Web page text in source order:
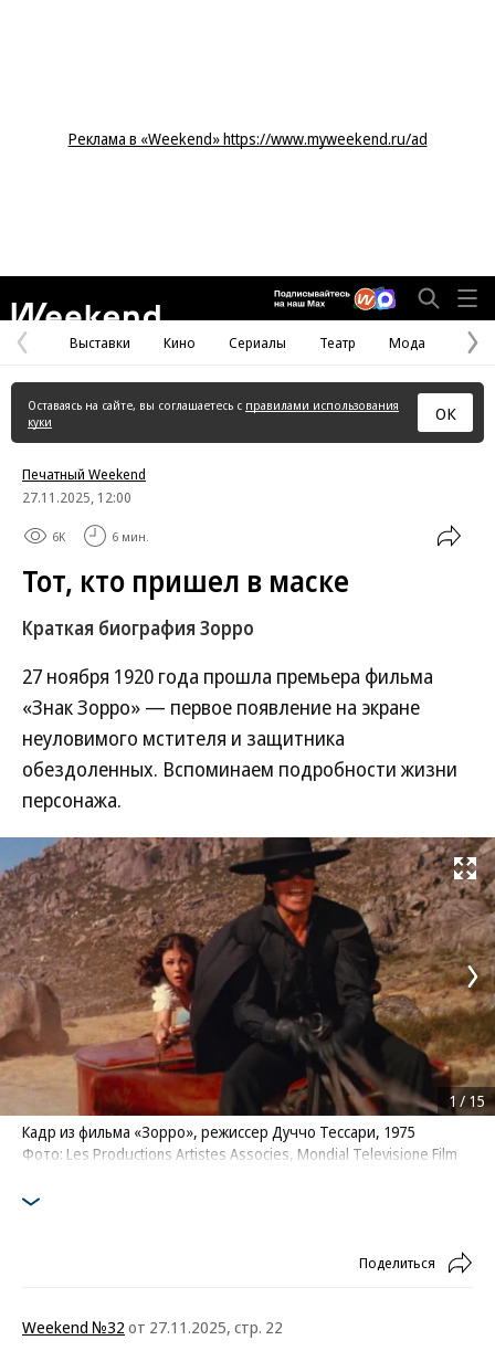
Реклама в «Weekend» https://www.myweekend.ru/ad
Предыдущая
страница
Выставки Кино Сериалы Театр Мода
Оставаясь на сайте, вы соглашаетесь с правилами использования
куки
ОК
Печатный Weekend
27.11.2025, 12:00
6K 6 мин.
Тот, кто пришел в маске
Краткая биография Зорро
27 ноября 1920 года прошла премьера фильма
«Знак Зорро» — первое появление на экране
неуловимого мстителя и защитника
обездоленных. Вспоминаем подробности жизни
персонажа.
Развернуть
Кадр из фильма «Зорро», режиссер Дуччо Тессари, 1975
Фото: Les Productions Artistes Associes, Mondial Televisione Film
1/ 15
Поделиться
Weekend №32 от 27.11.2025, стр. 22